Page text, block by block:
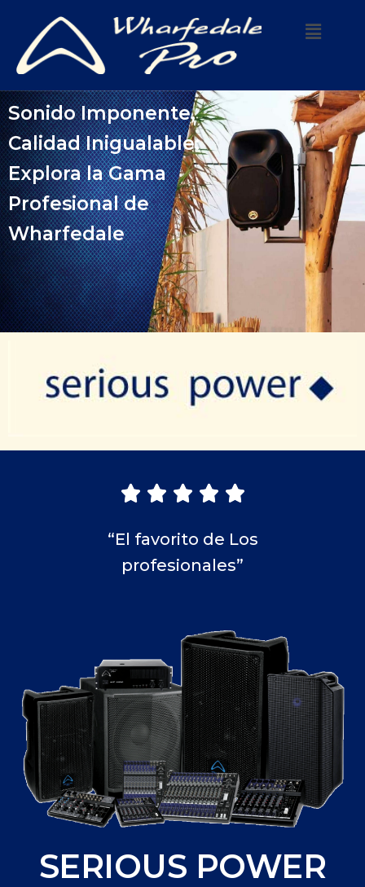
Sonido Imponente,
Calidad Inigualable:
Explora la Gama
Profesional de
Wharfedale
    
“El favorito de Los
profesionales”
SERIOUS POWER